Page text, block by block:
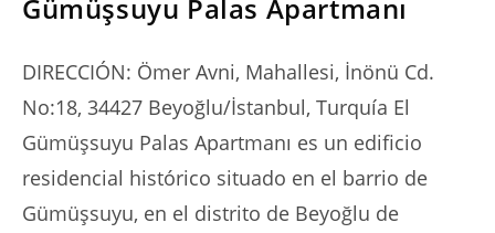
Gümüşsuyu Palas Apartmanı
DIRECCIÓN: Ömer Avni, Mahallesi, İnönü Cd.
No:18, 34427 Beyoğlu/İstanbul, Turquía El
Gümüşsuyu Palas Apartmanı es un edificio
residencial histórico situado en el barrio de
Gümüşsuyu, en el distrito de Beyoğlu de